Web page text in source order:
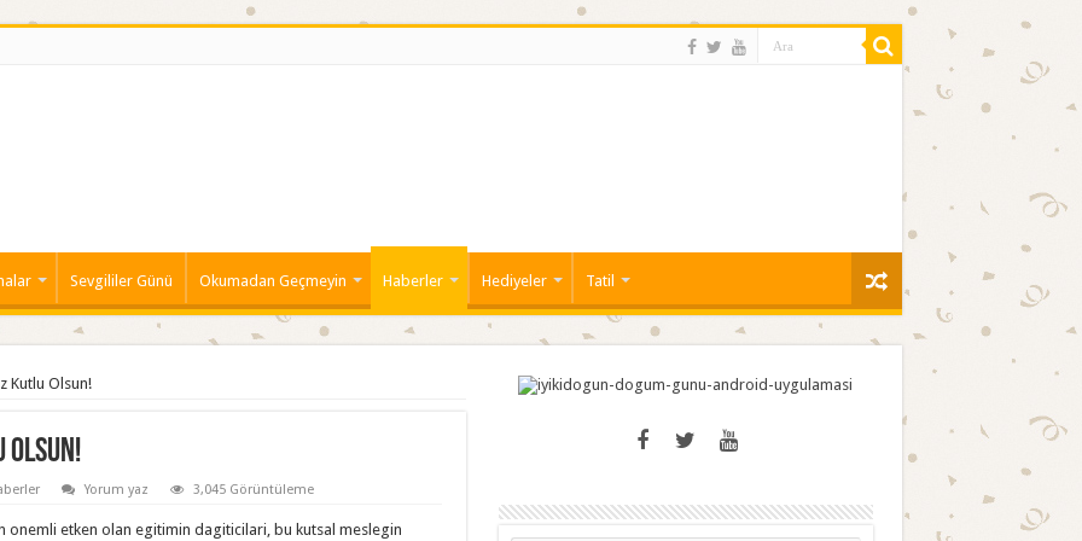
Sevgililer Günü Okumadan Geçmeyin Haberler Hediyeler Tatil
Kutlu Olsun!
Olsun!
Yorum yaz 3,045 Görüntüleme
etken olan egitimin dagiticilari, bu kutsal meslegin